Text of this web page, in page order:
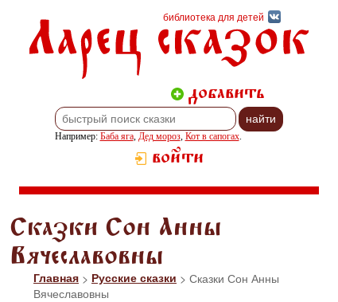
библиотека для детей
Ларец сказок
добавить
Например: Баба яга, Дед мороз, Кот в сапогах.
войти
Сказки Сон Анны
Вячеславовны
Главная > Русские сказки > Сказки Сон Анны
Вячеславовны